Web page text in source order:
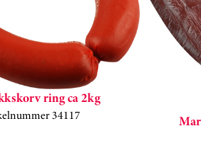
ring ca 2kg
34117